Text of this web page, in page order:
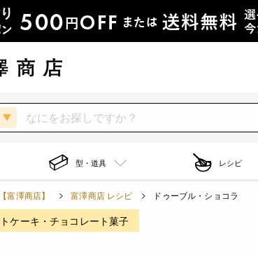
型・道具 レシピ
富澤商店】 富澤商店 レシピ ドゥーブル・ショコラ
ケーキ・チョコレート菓子